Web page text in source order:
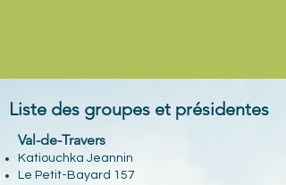
Liste des groupes et présidentes
Val-de-Travers
Katiouchka Jeannin
Le Petit-Bayard 157